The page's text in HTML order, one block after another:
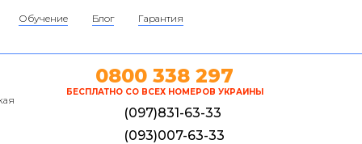
Обучение Блог
Гарантия
0800 338 297
БЕСПЛАТНО СО ВСЕХ НОМЕРОВ УКРАИНЫ
(097)831-63-33
(093)007-63-33